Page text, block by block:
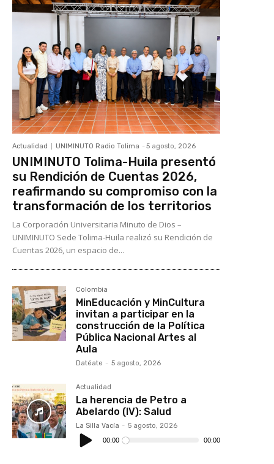
Actualidad UNIMINUTO Radio Tolima - 5 agosto, 2026
UNIMINUTO Tolima-Huila presentó
su Rendición de Cuentas 2026,
reafirmando su compromiso con la
transformación de los territorios
La Corporación Universitaria Minuto de Dios –
UNIMINUTO Sede Tolima-Huila realizó su Rendición de
Cuentas 2026, un espacio de...
Colombia
MinEducación y MinCultura
invitan a participar en la
construcción de la Política
Pública Nacional Artes al
Aula
Datéate - 5 agosto, 2026
Actualidad
La herencia de Petro a
Abelardo (IV): Salud
La Silla Vacía - 5 agosto, 2026
Reproductor
de
audio
00:00 00:00